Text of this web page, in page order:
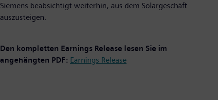
Siemens beabsichtigt weiterhin, aus dem Solargeschäft
auszusteigen.
Den kompletten Earnings Release lesen Sie im
angehängten PDF: Earnings Release